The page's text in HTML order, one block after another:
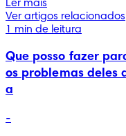
Ler mais
Ver artigos relacionados
1 min de leitura
Que posso fazer
os problemas deles
a
-